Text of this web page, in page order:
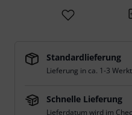
Standardlieferung
Lieferung in ca. 1-3
Schnelle Lieferung
Lieferdatum wird im